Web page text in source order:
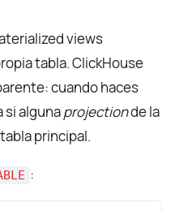
views
tabla. ClickHouse
cuando haces
si algunaprojectionde la
principal.
: